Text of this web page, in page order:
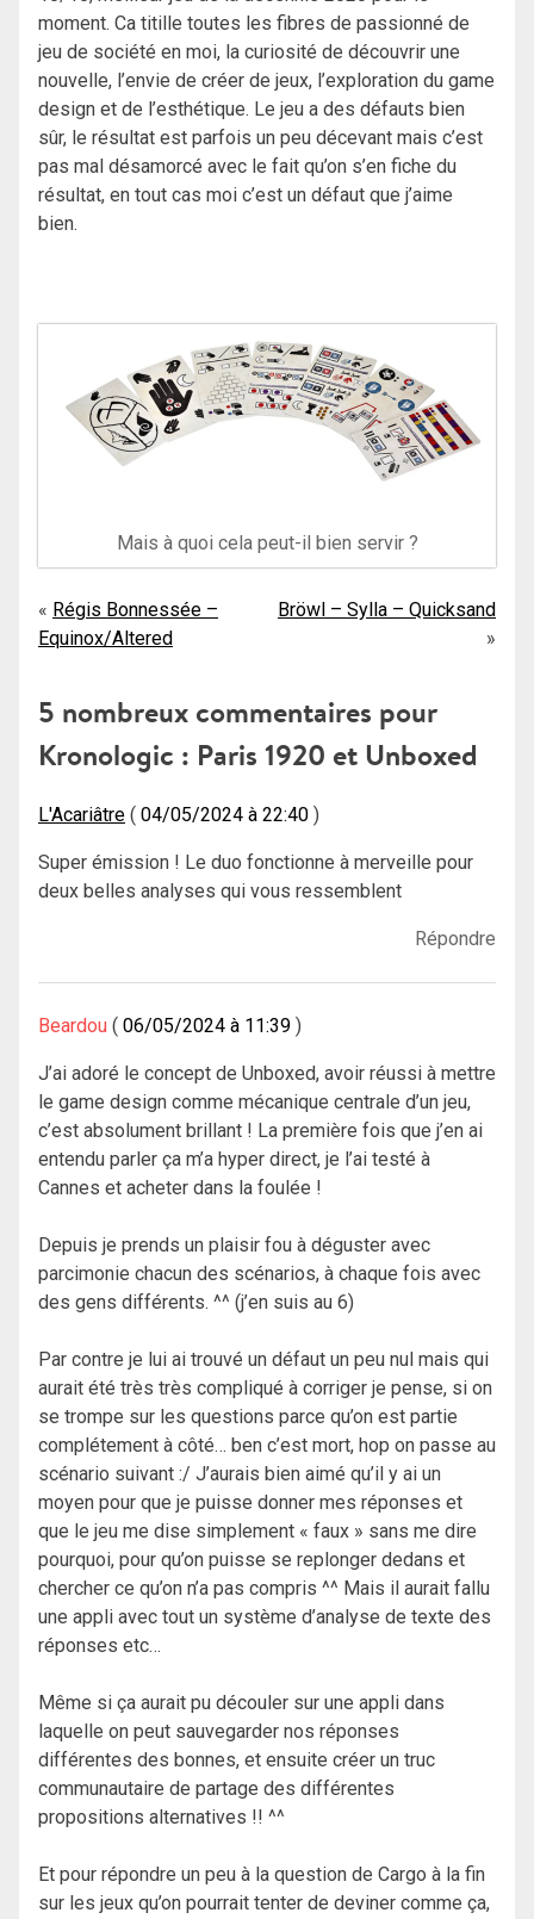
moment. Ca titille toutes les fibres de passionné de
jeu de société en moi, la curiosité de découvrir une
nouvelle, l’envie de créer de jeux, l’exploration du game
design et de l’esthétique. Le jeu a des défauts bien
sûr, le résultat est parfois un peu décevant mais c’est
pas mal désamorcé avec le fait qu’on s’en fiche du
résultat, en tout cas moi c’est un défaut que j’aime
bien.
Mais à quoi cela peut-il bien servir ?
Navigation
de
l’article
Régis Bonnessée –
Equinox/Altered
Bröwl – Sylla – Quicksand
5 nombreux commentaires pour
Kronologic : Paris 1920 et Unboxed
L'Acariâtre 04/05/2024 à 22:40
Super émission ! Le duo fonctionne à merveille pour
deux belles analyses qui vous ressemblent
Répondre
Beardou 06/05/2024 à 11:39
J’ai adoré le concept de Unboxed, avoir réussi à mettre
le game design comme mécanique centrale d’un jeu,
c’est absolument brillant ! La première fois que j’en ai
entendu parler ça m’a hyper direct, je l’ai testé à
Cannes et acheter dans la foulée !
Depuis je prends un plaisir fou à déguster avec
parcimonie chacun des scénarios, à chaque fois avec
des gens différents. ^^ (j’en suis au 6)
Par contre je lui ai trouvé un défaut un peu nul mais qui
aurait été très très compliqué à corriger je pense, si on
se trompe sur les questions parce qu’on est partie
complétement à côté… ben c’est mort, hop on passe au
scénario suivant :/ J’aurais bien aimé qu’il y ai un
moyen pour que je puisse donner mes réponses et
que le jeu me dise simplement « faux » sans me dire
pourquoi, pour qu’on puisse se replonger dedans et
chercher ce qu’on n’a pas compris ^^ Mais il aurait fallu
une appli avec tout un système d’analyse de texte des
réponses etc…
Même si ça aurait pu découler sur une appli dans
laquelle on peut sauvegarder nos réponses
différentes des bonnes, et ensuite créer un truc
communautaire de partage des différentes
propositions alternatives !! ^^
Et pour répondre un peu à la question de Cargo à la fin
sur les jeux qu’on pourrait tenter de deviner comme ça,